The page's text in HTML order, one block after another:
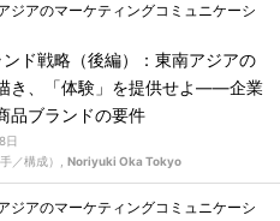
ジアのマーケティングコミュニケーシ
ド戦略（後編）：東南アジアの
描き、「体験」を提供せよ――企業
品ブランドの要件
日
／構成）, Noriyuki Oka Tokyo
ジアのマーケティングコミュニケーシ